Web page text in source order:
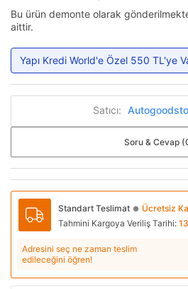
Bu ürün demonte olarak
aittir.
Yapı Kredi World'e Özel 550 TL'ye
Satıcı:
Soru & Cevap
Standart Teslimat ● Ücretsiz
Tahmini Kargoya Veriliş Tarihi:
Adresini seç ne zaman teslim
edileceğini öğren!